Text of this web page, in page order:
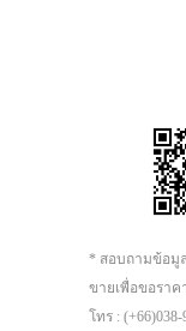
* สอบถามข้อมู
ขายเพื่อขอราค
โทร : (+66)038-